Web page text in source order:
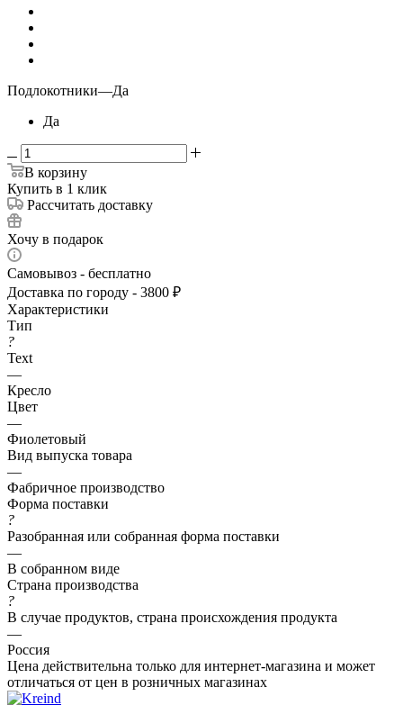
Подлокотники—Да
Да
В корзину
Купить в 1 клик
Рассчитать доставку
Хочу в подарок
Самовывоз - бесплатно
Доставка по городу - 3800 ₽
Характеристики
Тип
?
Text
—
Кресло
Цвет
—
Фиолетовый
Вид выпуска товара
—
Фабричное производство
Форма поставки
?
Разобранная или собранная форма поставки
—
В собранном виде
Страна производства
?
В случае продуктов, страна происхождения продукта
—
Россия
Цена действительна только для интернет-магазина и может
отличаться от цен в розничных магазинах